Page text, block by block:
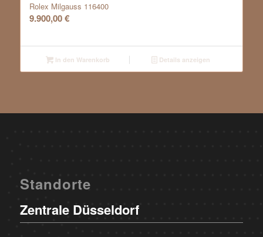
Rolex Milgauss 116400
9.900,00€
In den Warenkorb Details anzeigen
Standorte
Zentrale Düsseldorf